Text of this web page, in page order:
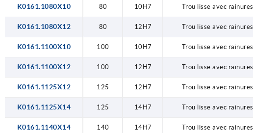
K0161.1080X10 80 10H7 Trou lisse avec rainures
K0161.1080X12 80 12H7 Trou lisse avec rainures
K0161.1100X10 100 10H7 Trou lisse avec rainures
K0161.1100X12 100 12H7 Trou lisse avec rainures
K0161.1125X12 125 12H7 Trou lisse avec rainures
K0161.1125X14 125 14H7 Trou lisse avec rainures
K0161.1140X14 140 14H7 Trou lisse avec rainures